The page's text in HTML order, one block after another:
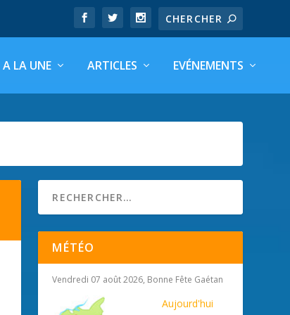
A LA UNE ARTICLES EVÉNEMENTS
MÉTÉO
Vendredi 07 août 2026, Bonne Fête Gaétan
Aujourd'hui